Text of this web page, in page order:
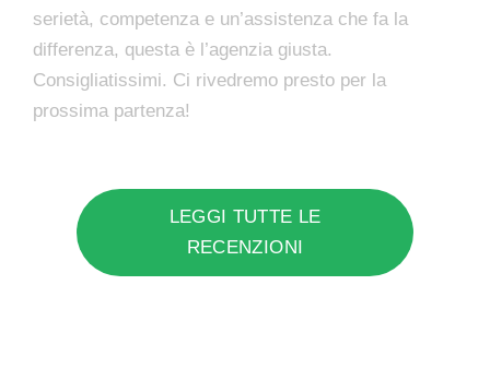
serietà, competenza e un’assistenza che fa la
differenza, questa è l’agenzia giusta.
Consigliatissimi. Ci rivedremo presto per la
prossima partenza!
LEGGI TUTTE LE
RECENZIONI